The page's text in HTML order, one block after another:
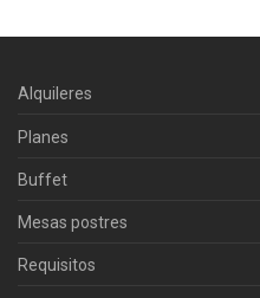
Alquileres
Planes
Buffet
Mesas postres
Requisitos